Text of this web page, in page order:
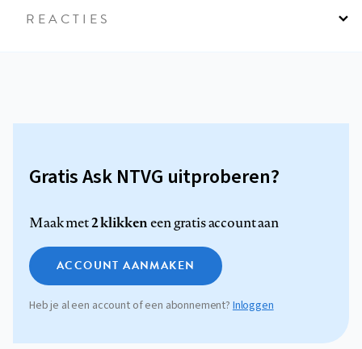
REACTIES
Gratis Ask NTVG uitproberen?
Maak met2 klikkeneen gratis account aan
ACCOUNT AANMAKEN
Heb je al een account of een abonnement? Inloggen